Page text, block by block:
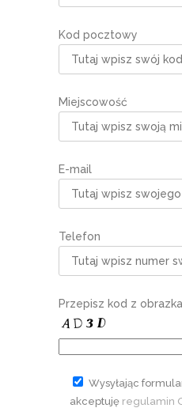
Kod pocztowy
Miejscowość
E-mail
Telefon
Przepisz kod z obrazka
Wysyłając
akceptuję regulamin